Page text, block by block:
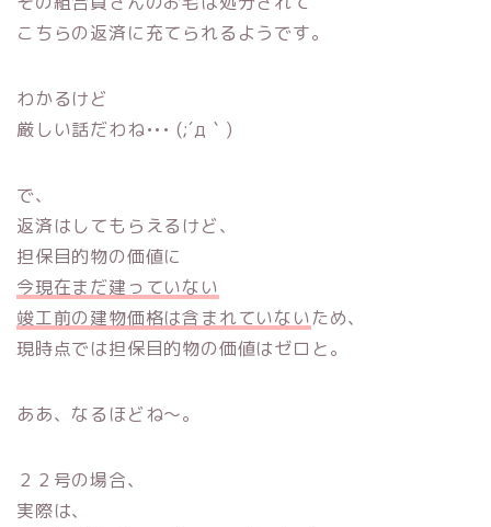
こちらの返済に充てられるようです。
わかるけど
厳しい話だわね••• (;´д｀)
で、
返済はしてもらえるけど、
担保目的物の価値に
今現在まだ建っていない
竣工前の建物価格は含まれていないため、
現時点では担保目的物の価値はゼロと。
ああ、なるほどね〜。
２２号の場合、
実際は、